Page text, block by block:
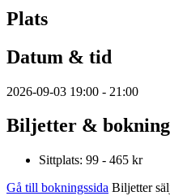
Plats
Datum & tid
2026-09-03 19:00 - 21:00
Biljetter & bokning
Sittplats: 99 - 465 kr
Gå till bokningssida Biljetter